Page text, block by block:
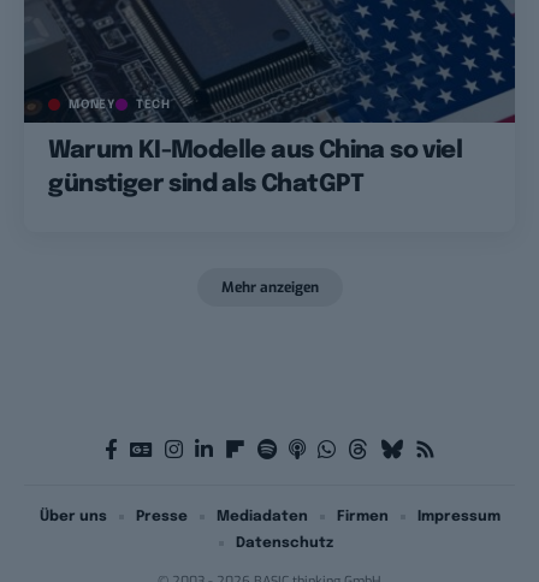
MONEY TECH
Warum KI-Modelle aus China so viel
günstiger sind als ChatGPT
Mehr anzeigen
Über uns Presse Mediadaten Firmen
Impressum
Datenschutz